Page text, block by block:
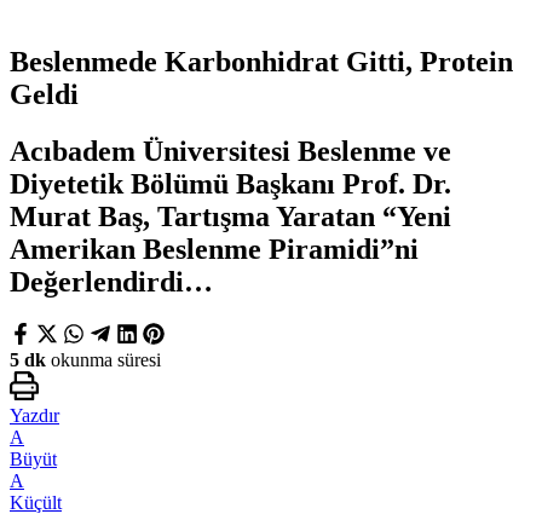
Beslenmede Karbonhidrat Gitti, Protein
Geldi
Acıbadem Üniversitesi Beslenme ve
Diyetetik Bölümü Başkanı Prof. Dr.
Murat Baş, Tartışma Yaratan “Yeni
Amerikan Beslenme Piramidi”ni
Değerlendirdi…
5 dk okunma süresi
Yazdır
A
Büyüt
A
Küçült